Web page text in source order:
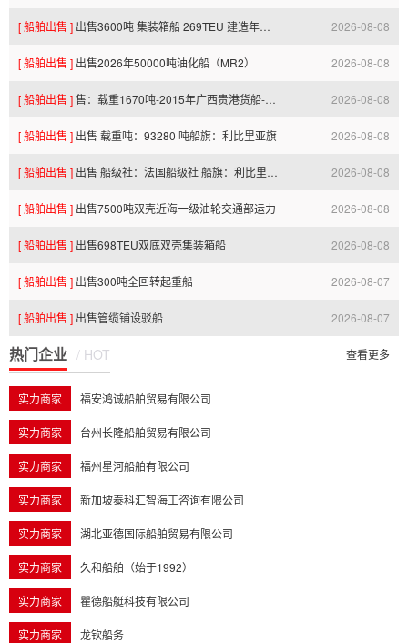
16:13:26.0
[ 船舶出售 ] 出售3600吨 集装箱船 269TEU 建造年月：2017 zc 双底双壳 双机 2026-08-08
16:13:19.0
[ 船舶出售 ] 出售2026年50000吨油化船（MR2） 2026-08-08
13:12:32.0
[ 船舶出售 ]售：载重1670吨-2015年广西贵港货船-便宜出售 2026-08-08
12:26:51.0
[ 船舶出售 ] 出售 载重吨：93280 吨船旗：利比里亚旗 2026-08-08
08:29:23.0
[ 船舶出售 ] 出售 船级社：法国船级社 船旗：利比里亚 船厂：日本常石造船 2026-08-08
08:29:22.0
[ 船舶出售 ] 出售7500吨双壳近海一级油轮交通部运力 2026-08-08
07:25:14.0
[ 船舶出售 ] 出售698TEU双底双壳集装箱船 2026-08-08
07:25:01.0
[ 船舶出售 ] 出售300吨全回转起重船 2026-08-07
23:35:08.0
[ 船舶出售 ] 出售管缆铺设驳船 2026-08-07
23:35:07.0
热门企业 / HOT 查看更多
实力商家 福安鸿诚船舶贸易有限公司
实力商家 台州长隆船舶贸易有限公司
实力商家 福州星河船舶有限公司
实力商家 新加坡泰科汇智海工咨询有限公司
实力商家 湖北亚德国际船舶贸易有限公司
实力商家 久和船舶（始于1992）
实力商家 瞿德船艇科技有限公司
实力商家 龙钦船务